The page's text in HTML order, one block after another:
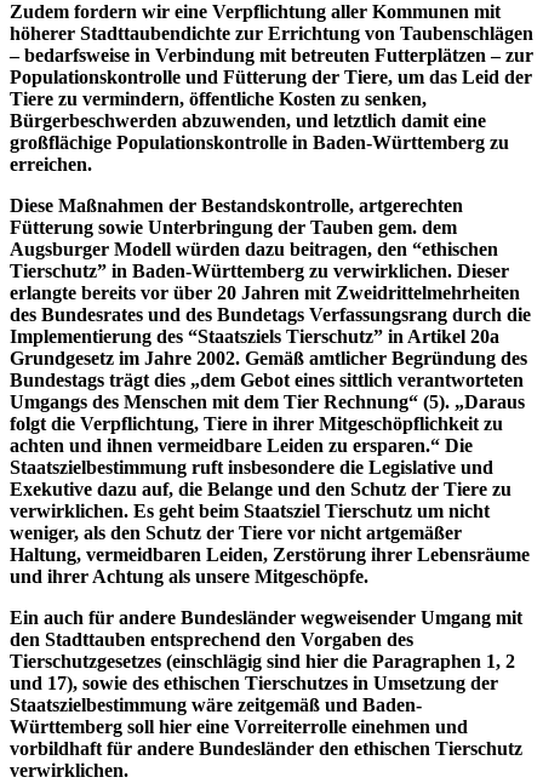
Zudem fordern wir eine Verpflichtung aller Kommunen mit
höherer Stadttaubendichte zur Errichtung von Taubenschlägen
– bedarfsweise in Verbindung mit betreuten Futterplätzen – zur
Populationskontrolle und Fütterung der Tiere, um das Leid der
Tiere zu vermindern, öffentliche Kosten zu senken,
Bürgerbeschwerden abzuwenden, und letztlich damit eine
großflächige Populationskontrolle in Baden-Württemberg zu
erreichen.
Diese Maßnahmen der Bestandskontrolle, artgerechten
Fütterung sowie Unterbringung der Tauben gem. dem
Augsburger Modell würden dazu beitragen, den “ethischen
Tierschutz” in Baden-Württemberg zu verwirklichen. Dieser
erlangte bereits vor über 20 Jahren mit Zweidrittelmehrheiten
des Bundesrates und des Bundetags Verfassungsrang durch die
Implementierung des “Staatsziels Tierschutz” in Artikel 20a
Grundgesetz im Jahre 2002. Gemäß amtlicher Begründung des
Bundestags trägt dies „dem Gebot eines sittlich verantworteten
Umgangs des Menschen mit dem Tier Rechnung“ (5). „Daraus
folgt die Verpflichtung, Tiere in ihrer Mitgeschöpflichkeit zu
achten und ihnen vermeidbare Leiden zu ersparen.“ Die
Staatszielbestimmung ruft insbesondere die Legislative und
Exekutive dazu auf, die Belange und den Schutz der Tiere zu
verwirklichen. Es geht beim Staatsziel Tierschutz um nicht
weniger, als den Schutz der Tiere vor nicht artgemäßer
Haltung, vermeidbaren Leiden, Zerstörung ihrer Lebensräume
und ihrer Achtung als unsere Mitgeschöpfe.
Ein auch für andere Bundesländer wegweisender Umgang mit
den Stadttauben entsprechend den Vorgaben des
Tierschutzgesetzes (einschlägig sind hier die Paragraphen 1, 2
und 17), sowie des ethischen Tierschutzes in Umsetzung der
Staatszielbestimmung wäre zeitgemäß und Baden-
Württemberg soll hier eine Vorreiterrolle einehmen und
vorbildhaft für andere Bundesländer den ethischen Tierschutz
verwirklichen.